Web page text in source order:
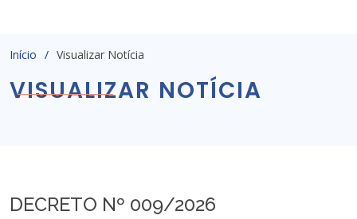
Início Visualizar Notícia
VISUALIZAR NOTÍCIA
DECRETO Nº 009/2026